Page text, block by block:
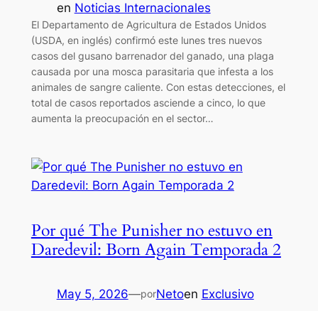
en Noticias Internacionales
El Departamento de Agricultura de Estados Unidos
(USDA, en inglés) confirmó este lunes tres nuevos
casos del gusano barrenador del ganado, una plaga
causada por una mosca parasitaria que infesta a los
animales de sangre caliente. Con estas detecciones, el
total de casos reportados asciende a cinco, lo que
aumenta la preocupación en el sector…
Por qué The Punisher no estuvo en
Daredevil: Born Again Temporada 2
May 5, 2026—porNetoen Exclusivo